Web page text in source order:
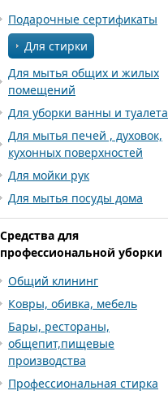
Подарочные сертификаты
Для стирки
Для мытья общих и жилых
помещений
Для уборки ванны и туалета
Для мытья печей , духовок,
кухонных поверхностей
Для мойки рук
Для мытья посуды дома
Средства для
профессиональной уборки
Общий клининг
Ковры, обивка, мебель
Бары, рестораны,
общепит,пищевые
производства
Профессиональная стирка